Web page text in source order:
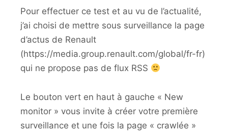
Pour effectuer ce test et au vu de l’actualité,
j’ai choisi de mettre sous surveillance la page
d’actus de Renault
(https://media.group.renault.com/global/fr-fr)
qui ne propose pas de flux RSS
Le bouton vert en haut à gauche « New
monitor » vous invite à créer votre première
surveillance et une fois la page « crawlée »